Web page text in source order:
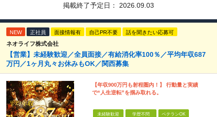
掲載終了予定日： 2026.09.03
NEW 正社員 面接情報有 自己PR不要 話を聞きたい応募可
ネオライフ株式会社
【営業】未経験歓迎／全員面接／有給消化率100％／平均年収687
万円／1ヶ月丸々お休みもOK／関西募集
【年収900万円も射程圏内！】 行動量と実績
で“人生逆転”を掴み取れる。
未経験歓迎 学歴不問 ベテランOK